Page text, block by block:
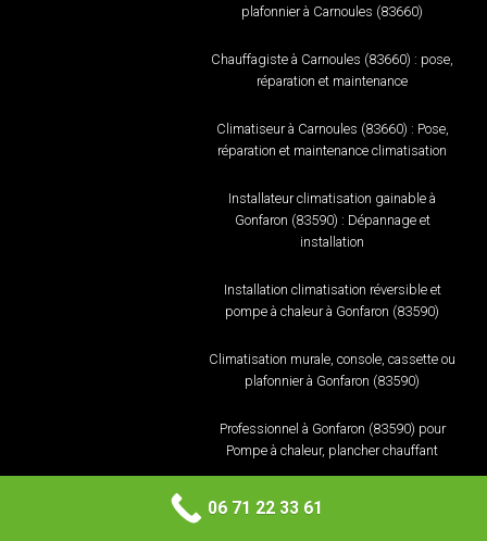
plafonnier à Carnoules (83660)
Chauffagiste à Carnoules (83660) : pose,
réparation et maintenance
Climatiseur à Carnoules (83660) : Pose,
réparation et maintenance climatisation
Installateur climatisation gainable à
Gonfaron (83590) : Dépannage et
installation
Installation climatisation réversible et
pompe à chaleur à Gonfaron (83590)
Climatisation murale, console, cassette ou
plafonnier à Gonfaron (83590)
Professionnel à Gonfaron (83590) pour
Pompe à chaleur, plancher chauffant
Chauffagiste à Gonfaron (83590) : pose,
réparation et maintenance
06 71 22 33 61